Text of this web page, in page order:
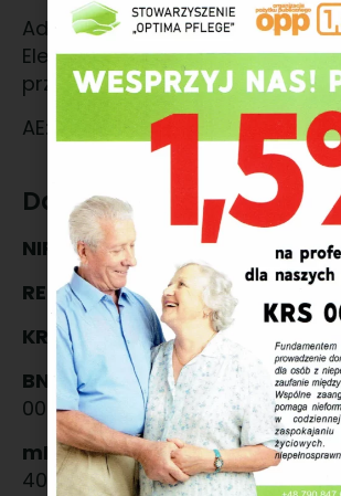
Adres generowany z Bazy
Elektronicznych na żądanie
przypisany do skrzynki.
AE:PL-14631-28164-BRRIE-15
Dane firmowe
NIP:
666 212 41 12
REGON:385289060
KRS:0000821956
BNP Paribas:89 1600 1462
0001
mBiznes konto walutowe EUR:
4020 0400 0037 1222 1493 84